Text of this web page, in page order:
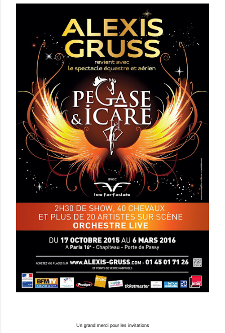
Un grand merci pour les invitations